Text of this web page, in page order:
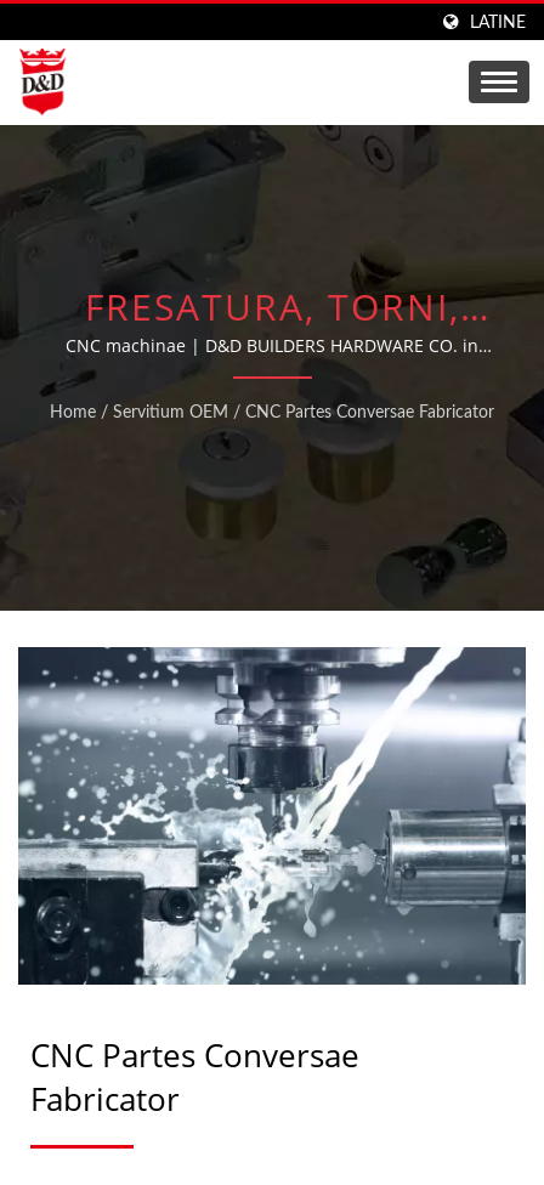
LATINE
FRESATURA, TORNI,
MACHINATIO |
SUMMUS SUPPLICATOR
MORTUORUM CLAVIUM
ET SECURITATIS
IANUARUM APPARATUS
CNC machinae | D&D BUILDERS HARDWARE CO. in
Taiwan sita, est professionalis fabricator hardware
consuetudinis cum ampla experientia in producendis
hardware ianuae et fenestrae OEM/ODM, hardware
aedificii et partibus automotive secundum necessitates
et consilia singulorum clientium.
Home / Servitium OEM / CNC Partes Conversae Fabricator
CNC Partes Conversae
Fabricator